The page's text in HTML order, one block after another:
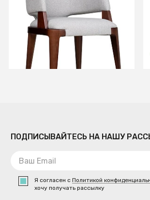
В КОРЗИНУ
ПОДПИСЫВАЙТЕСЬ НА НАШУ
Я согласен сПолитикой
хочу получать рассылку